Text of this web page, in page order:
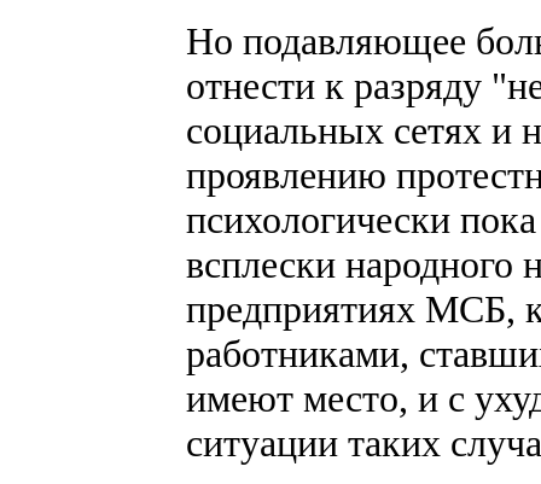
Но подавляющее
отнести к разряду
социальных сетях и
проявлению
психологически
всплески народного
предприятиях МСБ,
работниками,
имеют место, и с
ситуации таких